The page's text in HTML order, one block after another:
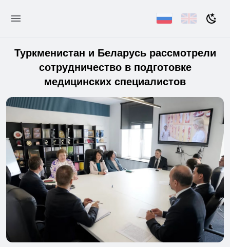
Туркменистан и Беларусь рассмотрели
сотрудничество в подготовке
медицинских специалистов